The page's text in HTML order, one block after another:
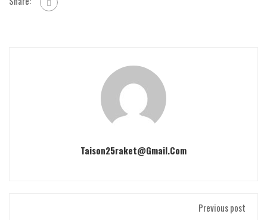
Taison25raket@gmail.com
Previous post